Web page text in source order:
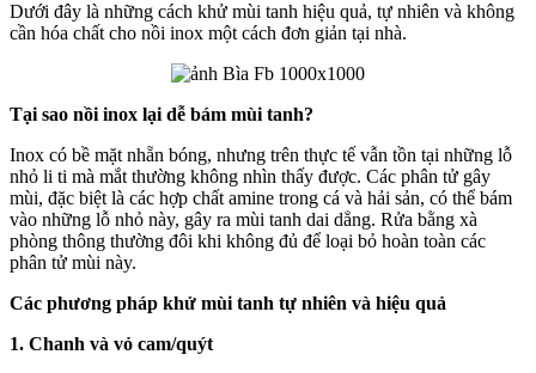
Dưới đây là những cách khử mùi tanh hiệu quả, tự nhiên và không
cần hóa chất cho nồi inox một cách đơn giản tại nhà.
Tại sao nồi inox lại dễ bám mùi tanh?
Inox có bề mặt nhẵn bóng, nhưng trên thực tế vẫn tồn tại những lỗ
nhỏ li ti mà mắt thường không nhìn thấy được. Các phân tử gây
mùi, đặc biệt là các hợp chất amine trong cá và hải sản, có thể bám
vào những lỗ nhỏ này, gây ra mùi tanh dai dẳng. Rửa bằng xà
phòng thông thường đôi khi không đủ để loại bỏ hoàn toàn các
phân tử mùi này.
Các phương pháp khử mùi tanh tự nhiên và hiệu quả
1. Chanh và vỏ cam/quýt